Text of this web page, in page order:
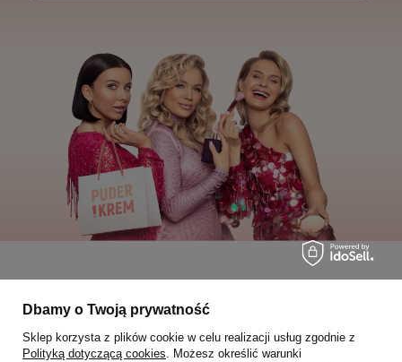
Moje zamówienia
Status zamówienia
Dbamy o Twoją prywatność
Sklep korzysta z plików cookie w celu realizacji usług zgodnie z
Polityką dotyczącą cookies. Możesz określić warunki